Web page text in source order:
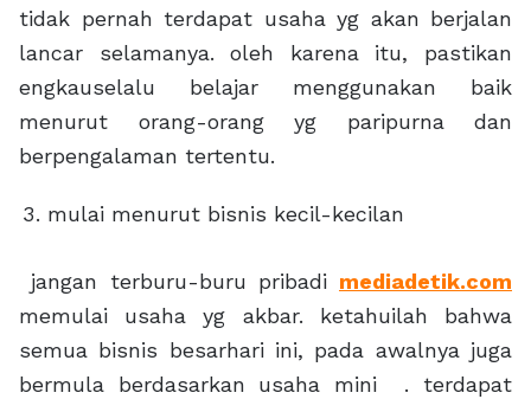
tidak pernah terdapat usaha yg akan berjalan
lancar selamanya. oleh karena itu, pastikan
engkauselalu belajar menggunakan baik
menurut orang-orang yg paripurna dan
berpengalaman tertentu.
mulai menurut bisnis kecil-kecilan
jangan terburu-buru pribadi mediadetik.com
memulai usaha yg akbar. ketahuilah bahwa
semua bisnis besarhari ini, pada awalnya juga
bermula berdasarkan usaha mini . terdapat